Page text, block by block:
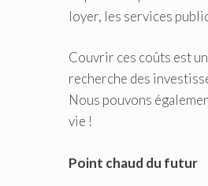
loyer, les services
Couvrir ces coûts est
recherche des
Nous pouvons
vie !
Point chaud du futur